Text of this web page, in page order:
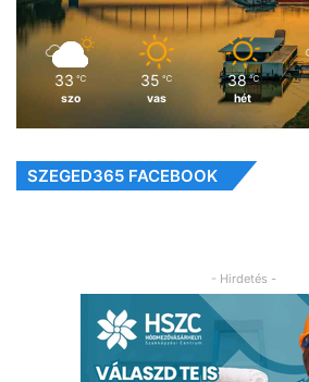
33 ℃
szo
35 ℃
vas
38 ℃
hét
SZEGED365 FACEBOOK
- Hirdetés -